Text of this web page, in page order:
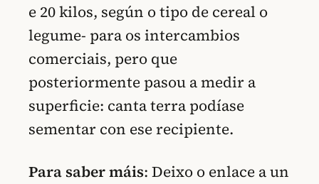
e 20 kilos, según o tipo de cereal o
legume- para os intercambios
comerciais, pero que
posteriormente pasou a medir a
superficie: canta terra podíase
sementar con ese recipiente.
Para saber máis: Deixo o enlace a un